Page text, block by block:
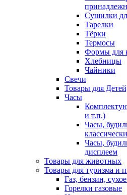
Сушилки
Тарелки
Тёрки
Термосы
Формы для
Хлебницы
Чайники
Свечи
Товары для
Часы
и т.п.)
Часы,
Часы,
дисплеем
Товары для животных
Товары для туризма и
Газ, бензин,
Горелки газовые